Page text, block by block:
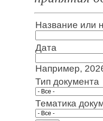
Название или
Дата
Например,
Тип документа
Тематика